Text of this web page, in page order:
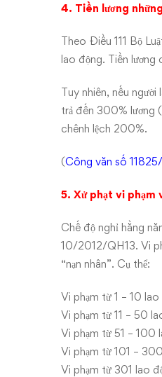
4. Tiền lương
Theo Điều 111 Bộ
lao động. Tiền lương
Tuy nhiên, nếu
trả đến 300%
chênh lệch 200%.
(Công văn số
5. Xử phạt vi phạm
Chế độ nghỉ hằng
10/2012/QH13. Vi
“nạn nhân”. Cụ thể:
Vi phạm từ 1 – 10
Vi phạm từ 11 – 50
Vi phạm từ 51 – 100
Vi phạm từ 101 –
Vi phạm từ 301 lao